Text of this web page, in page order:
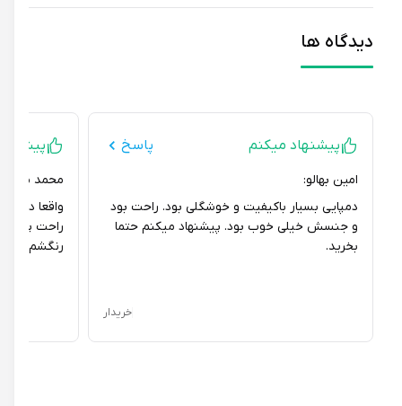
دیدگاه ها
پیشنهاد میکنم پاسخ
امین بهالو:
دمپایی بسیار باکیفیت و خوشگلی بود. راحت بود
و جنسش خیلی خوب بود. پیشنهاد میکنم حتما
بخرید.
خریدار
پیشنهاد
محمد محمدی
واقعا دمپایی
راحت پا میشه.
رنگشم خیلی